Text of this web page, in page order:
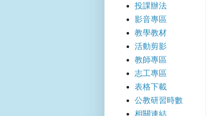
投課辦法
影音專區
教學教材
活動剪影
教師專區
志工專區
表格下載
公教研習時數
相關連結